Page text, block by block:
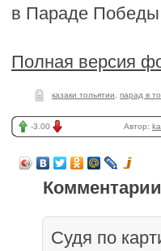
в Параде
Полная версия
казаки тольятии парад в
-3.00 Автор:
Судя по